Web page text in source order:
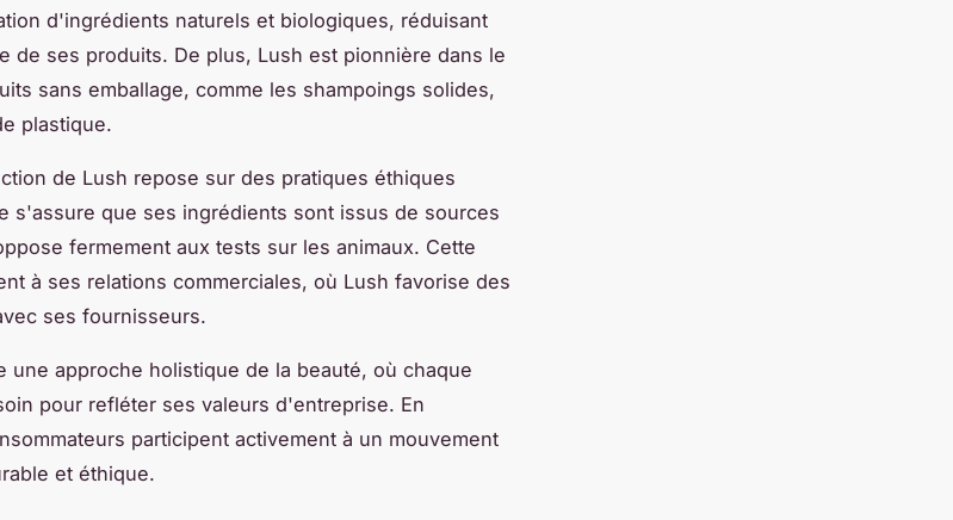
d'ingrédients naturels et biologiques, réduisant
de ses produits. De plus, Lush est pionnière dans le
sans emballage, comme les shampoings solides,
plastique.
de Lush repose sur des pratiques éthiques
s'assure que ses ingrédients sont issus de sources
fermement aux tests sur les animaux. Cette
à ses relations commerciales, où Lush favorise des
ses fournisseurs.
une approche holistique de la beauté, où chaque
pour refléter ses valeurs d'entreprise. En
participent activement à un mouvement
et éthique.